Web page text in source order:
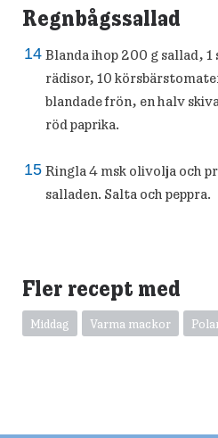
Regnbågssallad
Blanda ihop 200 g sallad,
rädisor, 10
blandade frön, en halv
röd paprika.
Ringla 4 msk olivolja och
salladen. Salta och peppra.
Fler recept med
Middag Varma mackor